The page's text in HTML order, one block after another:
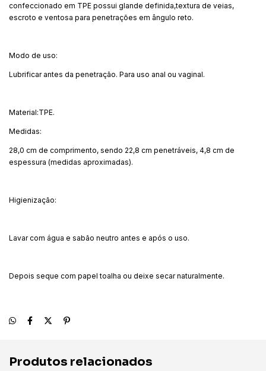
confeccionado em TPE possui glande definida,textura de veias,
escroto e ventosa para penetrações em ângulo reto.
Modo de uso:
Lubrificar antes da penetração. Para uso anal ou vaginal.
Material:TPE.
Medidas:
28,0 cm de comprimento, sendo 22,8 cm penetráveis, 4,8 cm de
espessura (medidas aproximadas).
Higienização:
Lavar com água e sabão neutro antes e após o uso.
Depois seque com papel toalha ou deixe secar naturalmente.
Produtos relacionados